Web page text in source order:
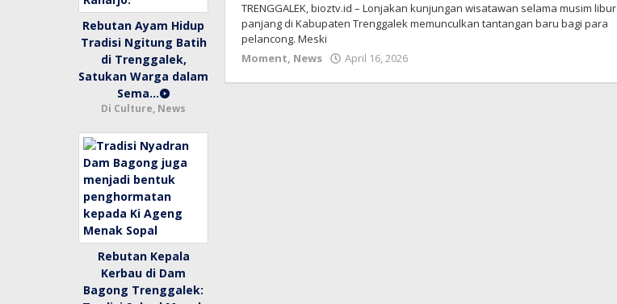
Rebutan Ayam Hidup
Tradisi Ngitung Batih
di Trenggalek,
Satukan Warga dalam
Sema…
Di Culture, News
Rebutan Kepala
Kerbau di Dam
Bagong Trenggalek:
TRENGGALEK, bioztv.id – Lonjakan kunjungan wisatawan selama musim libur
panjang di Kabupaten Trenggalek memunculkan tantangan baru bagi para
pelancong. Meski
Moment, News April 16, 2026
tv